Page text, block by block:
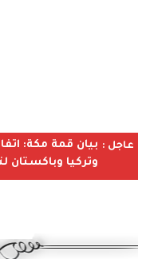
عاجل : بيان قمة مكة:
وتركيا وباكستان